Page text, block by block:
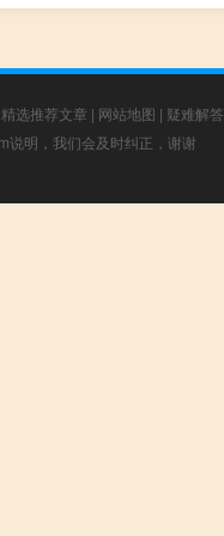
精选推荐文章 | 网站地图 | 疑难解答
说明，我们会及时纠正，谢谢